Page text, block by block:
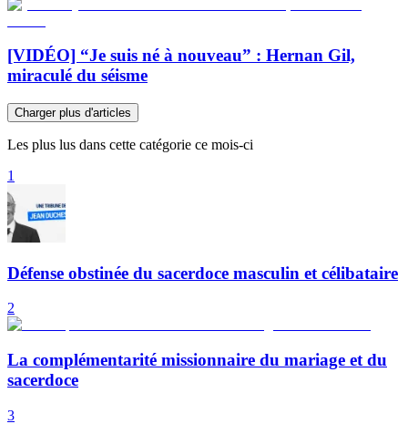
[VIDÉO] “Je suis né à nouveau” : Hernan Gil,
miraculé du séisme
Charger plus d'articles
Les plus lus dans cette catégorie ce mois-ci
1
Défense obstinée du sacerdoce masculin et célibataire
2
La complémentarité missionnaire du mariage et du
sacerdoce
3